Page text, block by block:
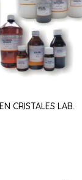
CRISTALES LAB.